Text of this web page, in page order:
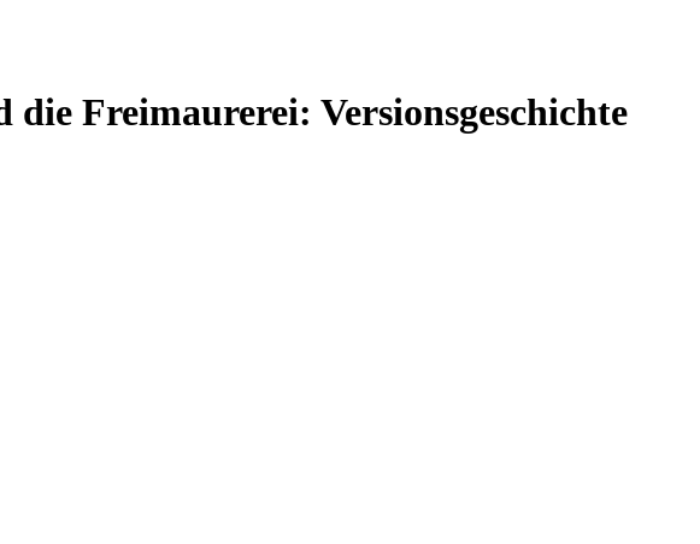
Freimaurerei: Versionsgeschichte